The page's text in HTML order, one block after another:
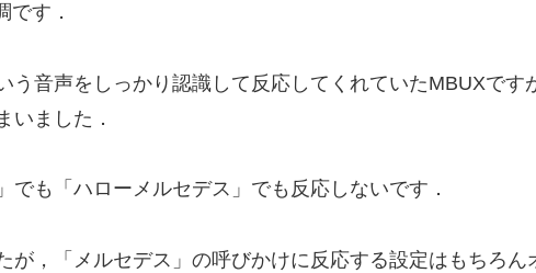
す．
音声をしっかり認識して反応してくれていたMBUXです
いました．
も「ハローメルセデス」でも反応しないです．
，「メルセデス」の呼びかけに反応する設定はもちろん